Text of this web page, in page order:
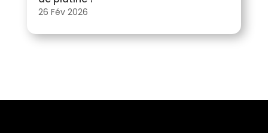
26 Fév 2026